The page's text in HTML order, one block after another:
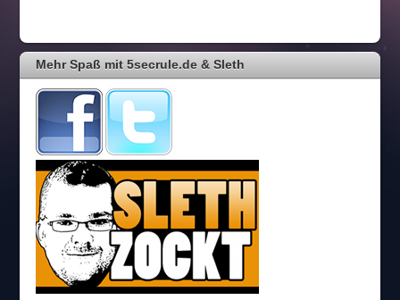
Mehr Spaß mit 5secrule.de & Sleth